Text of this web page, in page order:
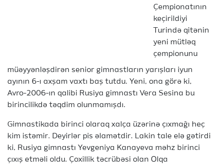
Çempionatının
keçirildiyi
Turində qitənin
yeni mütləq
çempionunu
müəyyənləşdirən senior gimnastların yarışları iyun
ayının 6-ı axşam vaxtı baş tutdu. Yeni, ona görə ki,
Avro-2006-ın qalibi Rusiya gimnastı Vera Sesina bu
birincilikdə təqdim olunmamışdı.
Gimnastikada birinci olaraq xalça üzərinə çıxmağı heç
kim istəmir. Deyirlər pis əlamətdir. Lakin tale elə gətirdi
ki, Rusiya gimnastı Yevgeniya Kanayeva məhz birinci
çıxış etməli oldu. Çoxillik təcrübəsi olan Olqa